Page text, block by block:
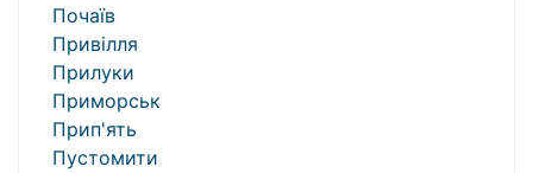
Почаїв
Привілля
Прилуки
Приморськ
Прип'ять
Пустомити